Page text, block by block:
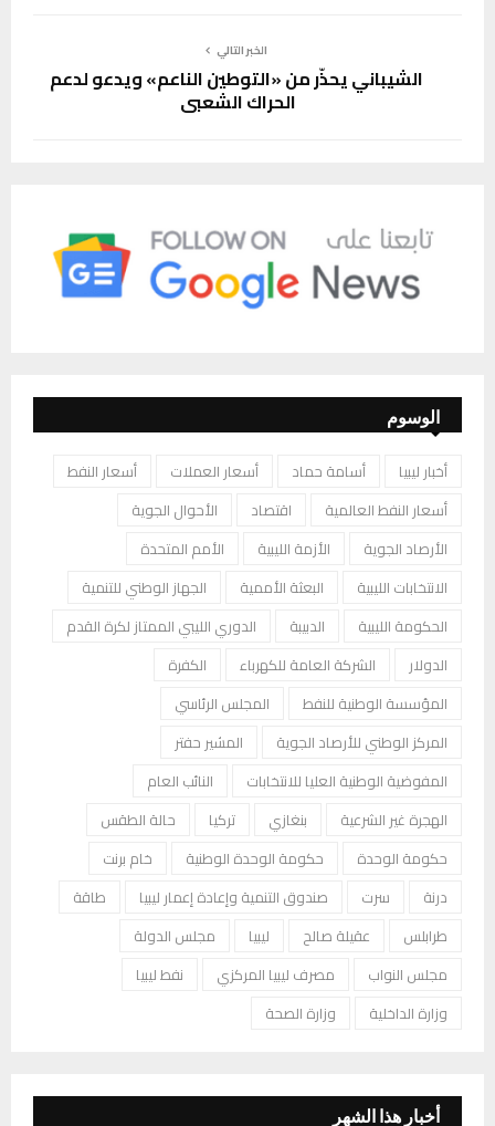
الخبر التالي
الشيباني يحذّر من «التوطين الناعم» ويدعو لدعم
الحراك الشعبي
الوسوم
أخبار ليبيا أسامة حماد أسعار العملات
أسعار النفط
أسعار النفط العالمية
اقتصاد
الأحوال الجوية
الأرصاد الجوية
الأزمة الليبية
الأمم المتحدة
الانتخابات الليبية
البعثة الأممية
الجهاز الوطني للتنمية
الحكومة الليبية
الدبيبة
الدوري الليبي الممتاز لكرة القدم
الدولار
الشركة العامة للكهرباء
الكفرة
المؤسسة الوطنية للنفط
المجلس الرئاسي
المركز الوطني للأرصاد الجوية
المشير حفتر
المفوضية الوطنية العليا للانتخابات
النائب العام
الهجرة غير الشرعية
بنغازي تركيا
حالة الطقس
حكومة الوحدة
حكومة الوحدة الوطنية
خام برنت
درنة
سرت صندوق التنمية وإعادة إعمار ليبيا
طاقة
طرابلس
عقيلة صالح ليبيا
مجلس الدولة
مجلس النواب
مصرف ليبيا المركزي
نفط ليبيا
وزارة الداخلية
وزارة الصحة
أخبار هذا الشهر